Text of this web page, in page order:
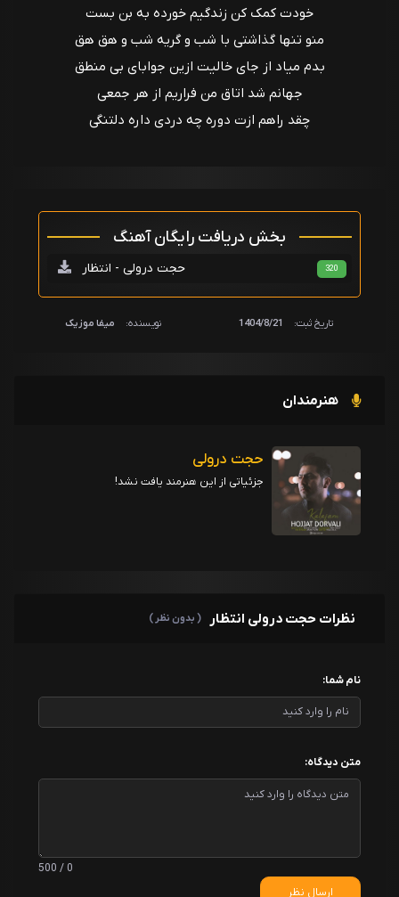
خودت کمک کن زندگیم خورده به بن بست
منو تنها گذاشتی با شب و گریه شب و هق هق
بدم میاد از جای خالیت ازین جوابای بی منطق
جهانم شد اتاق من فراریم از هر جمعی
چقد راهم ازت دوره چه دردی داره دلتنگی
بخش دریافت رایگان آهنگ
حجت درولی - انتظار 320
تاریخ ثبت: 1404/8/21 نویسنده: میفا موزیک
هنرمندان
حجت درولی
جزئیاتی از این هنرمند یافت نشد!
نظرات حجت درولی انتظار ( بدون نظر )
نام شما:
متن دیدگاه:
0 / 500
ارسال نظر